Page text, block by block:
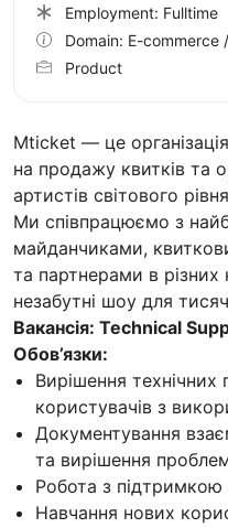
Mticket — це
на продажу квитків та
артистів світового
Ми співпрацюємо з
майданчиками,
та партнерами в
незабутні шоу для тисяч
Вакансія: Technical
Обов’язки:
Вирішення
користувачів з
Документування
та вирішення
Робота з
Навчання нових
Employment: Fulltime
Domain: E-commerce
Product